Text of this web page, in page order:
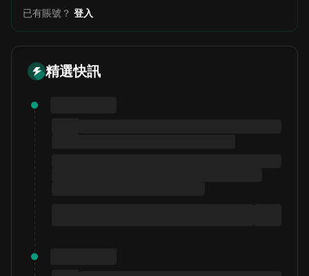
已有賬號？ 登入
精選快訊